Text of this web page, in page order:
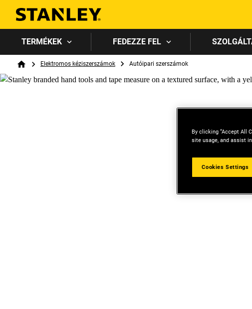
TERMÉKEK FEDEZZE FEL
Breadcrumb
HomeElektromos kéziszerszámok Autóipari szerszámok
By clicking “Accept All
site usage, and assist
Cookies Settings